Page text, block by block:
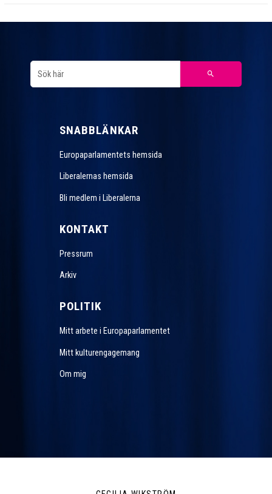
SNABBLÄNKAR
Europaparlamentets hemsida
Liberalernas hemsida
Bli medlem i Liberalerna
KONTAKT
Pressrum
Arkiv
POLITIK
Mitt arbete i Europaparlamentet
Mitt kulturengagemang
Om mig